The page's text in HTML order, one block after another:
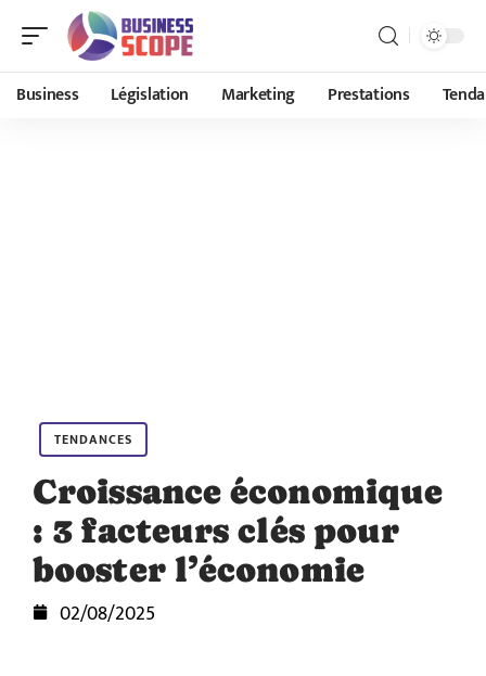
Business Législation Marketing Prestations
TENDANCES
Croissance économique
: 3 facteurs clés pour
booster l’économie
02/08/2025